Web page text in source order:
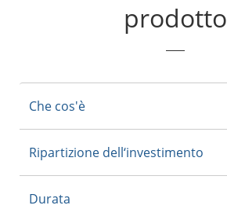
prodotto
Che cos'è
Ripartizione dell‘investimento
Durata